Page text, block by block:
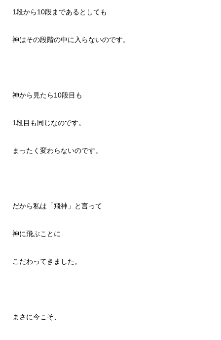
1段から10段まであるとしても
神はその段階の中に入らないのです。
神から見たら10段目も
1段目も同じなのです。
まったく変わらないのです。
だから私は「飛神」と言って
神に飛ぶことに
こだわってきました。
まさに今こそ、